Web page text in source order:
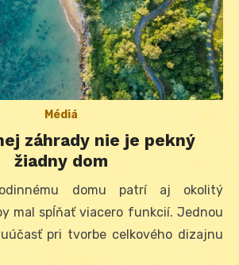
Médiá
záhrady nie je pekný
žiadny dom
domu patrí aj okolitý
mal spĺňať viacero funkcií. Jednou
pri tvorbe celkového dizajnu